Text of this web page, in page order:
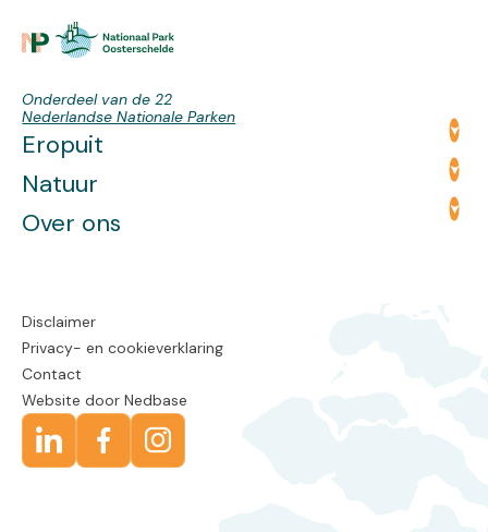
Onderdeel van de 22
Nederlandse Nationale Parken
Eropuit
Natuur
Over ons
Disclaimer
Privacy- en cookieverklaring
Contact
Website doorNedbase